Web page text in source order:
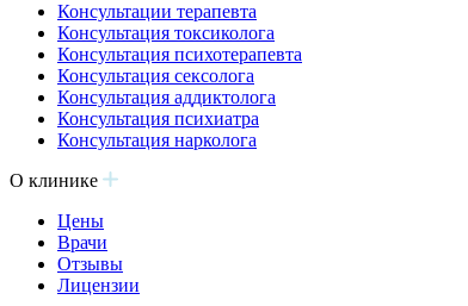
Консультации терапевта
Консультация токсиколога
Консультация психотерапевта
Консультация сексолога
Консультация аддиктолога
Консультация психиатра
Консультация нарколога
О клинике
Цены
Врачи
Отзывы
Лицензии